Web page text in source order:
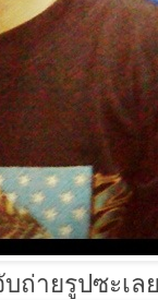
ถ่ายรูปซะเล